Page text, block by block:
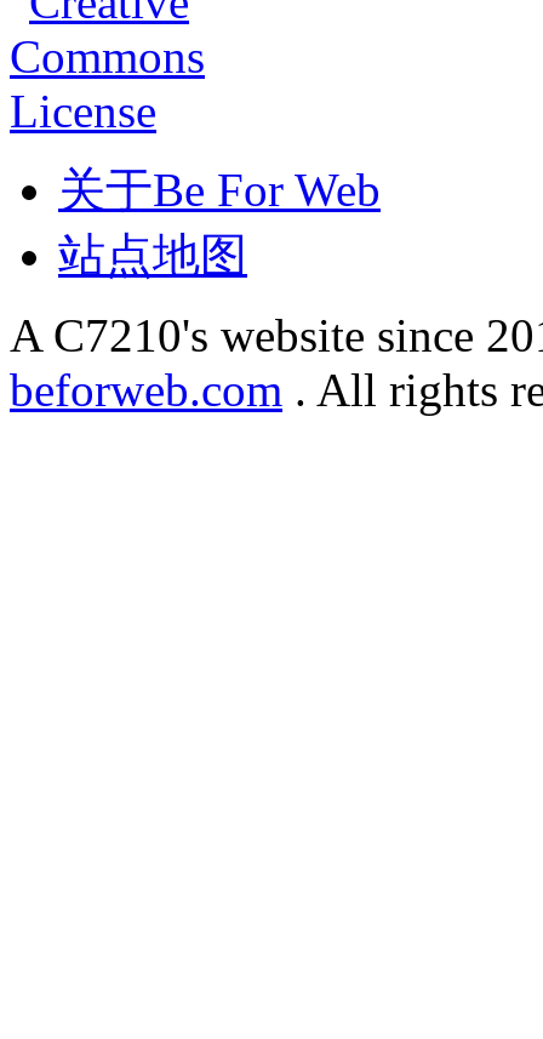
关于Be For Web
站点地图
A C7210's website since
beforweb.com . All rights